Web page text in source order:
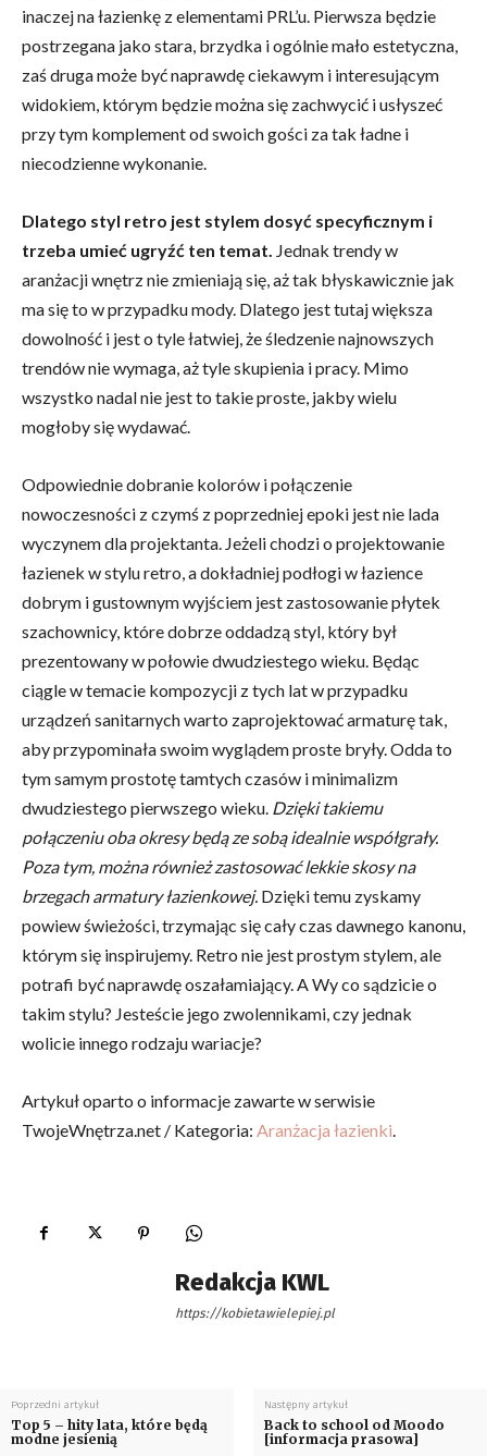
inaczej na łazienkę z elementami PRL’u. Pierwsza będzie
postrzegana jako stara, brzydka i ogólnie mało estetyczna,
zaś druga może być naprawdę ciekawym i interesującym
widokiem, którym będzie można się zachwycić i usłyszeć
przy tym komplement od swoich gości za tak ładne i
niecodzienne wykonanie.
Dlatego styl retro jest stylem dosyć specyficznym i
trzeba umieć ugryźć ten temat. Jednak trendy w
aranżacji wnętrz nie zmieniają się, aż tak błyskawicznie jak
ma się to w przypadku mody. Dlatego jest tutaj większa
dowolność i jest o tyle łatwiej, że śledzenie najnowszych
trendów nie wymaga, aż tyle skupienia i pracy. Mimo
wszystko nadal nie jest to takie proste, jakby wielu
mogłoby się wydawać.
Odpowiednie dobranie kolorów i połączenie
nowoczesności z czymś z poprzedniej epoki jest nie lada
wyczynem dla projektanta. Jeżeli chodzi o projektowanie
łazienek w stylu retro, a dokładniej podłogi w łazience
dobrym i gustownym wyjściem jest zastosowanie płytek
szachownicy, które dobrze oddadzą styl, który był
prezentowany w połowie dwudziestego wieku. Będąc
ciągle w temacie kompozycji z tych lat w przypadku
urządzeń sanitarnych warto zaprojektować armaturę tak,
aby przypominała swoim wyglądem proste bryły. Odda to
tym samym prostotę tamtych czasów i minimalizm
dwudziestego pierwszego wieku. Dzięki takiemu
połączeniu oba okresy będą ze sobą idealnie współgrały.
Poza tym, można również zastosować lekkie skosy na
brzegach armatury łazienkowej. Dzięki temu zyskamy
powiew świeżości, trzymając się cały czas dawnego kanonu,
którym się inspirujemy. Retro nie jest prostym stylem, ale
potrafi być naprawdę oszałamiający. A Wy co sądzicie o
takim stylu? Jesteście jego zwolennikami, czy jednak
wolicie innego rodzaju wariacje?
Artykuł oparto o informacje zawarte w serwisie
TwojeWnętrza.net / Kategoria: Aranżacja łazienki
Redakcja KWL
https://kobietawielepiej.pl
Poprzedni artykuł
Top 5 – hity lata, które będą
modne jesienią
Następny artykuł
Back to school od Moodo
[informacja prasowa]